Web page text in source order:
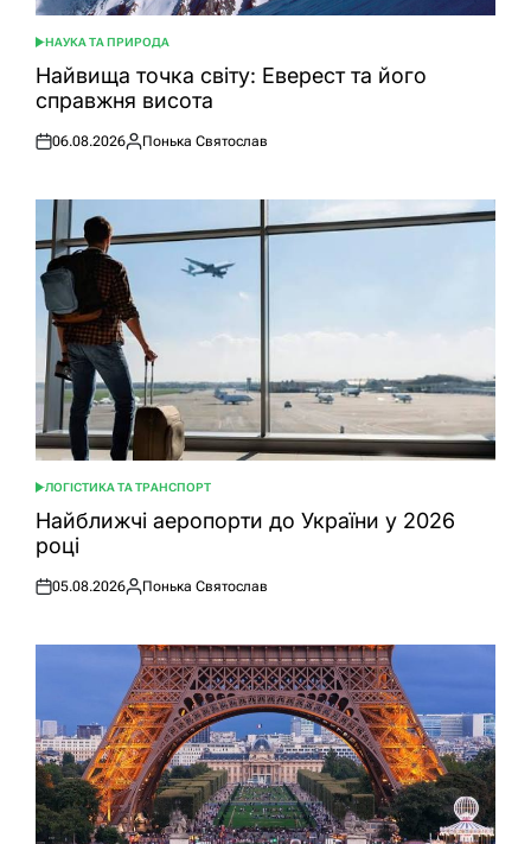
ОПУБЛІКУВАТИ
У
НАУКА ТА ПРИРОДА
Найвища точка світу: Еверест та його
справжня висота
Оприлюднено
06.08.2026
Опубліковано
Понька Святослав
ОПУБЛІКУВАТИ
У
ЛОГІСТИКА ТА ТРАНСПОРТ
Найближчі аеропорти до України у 2026
році
Оприлюднено
05.08.2026
Опубліковано
Понька Святослав